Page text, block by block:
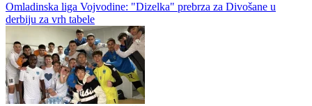
Omladinska liga Vojvodine: "Dizelka" prebrza za Divošane u
derbiju za vrh tabele